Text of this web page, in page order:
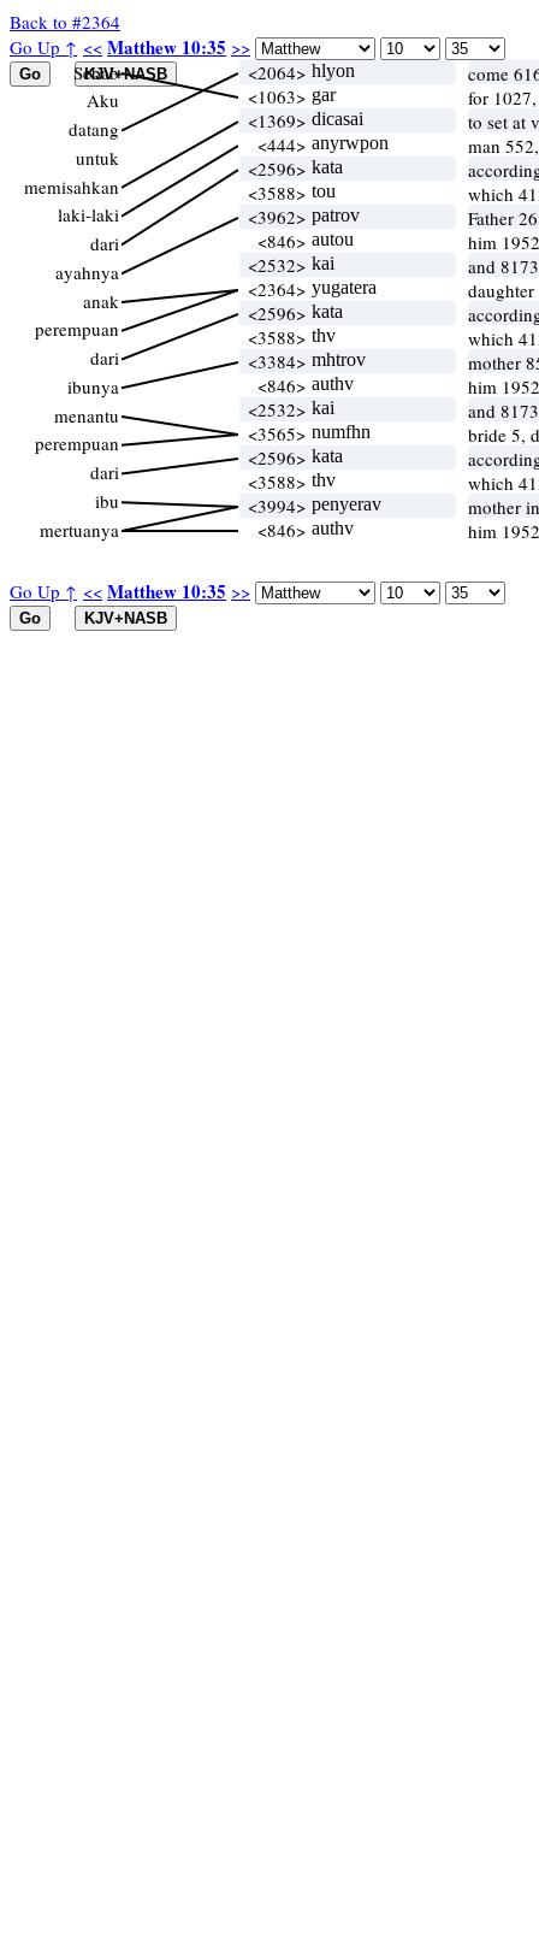
Back to #2364
Go Up ↑ << Matthew 10:35 >>
Go Up ↑ << Matthew 10:35 >>
Sebab
Aku
datang
untuk
memisahkan
laki-laki
dari
ayahnya
anak
perempuan
dari
ibunya
menantu
perempuan
dari
ibu
mertuanya
<2064> hlyon
come
<1063> gar
for
<1369> dicasai
to set at
<444> anyrwpon
man
<2596> kata
<3588> tou
which
<3962> patrov
Father
<846> autou
him
<2532> kai
and
<2364> yugatera
<2596> kata
<3588> thv
which
<3384> mhtrov
mother
<846> authv
him
<2532> kai
and
<3565> numfhn
bride 5,
<2596> kata
<3588> thv
which
<3994> penyerav
mother
<846> authv him